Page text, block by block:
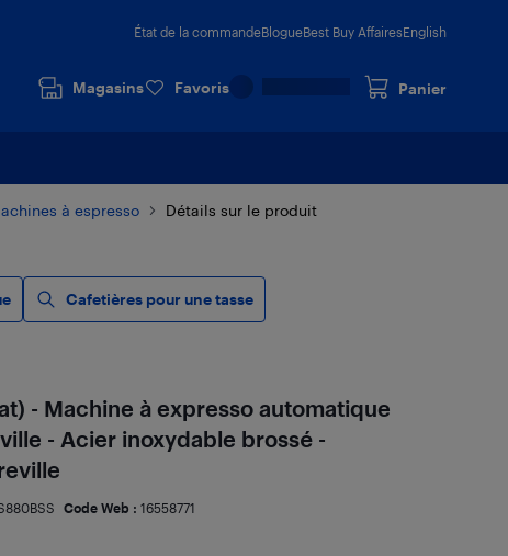
État de la commandeBlogueBest Buy AffairesEnglish
Magasins Favoris Panier
à espresso Détails sur le produit
Cafetières pour une tasse
- Machine à expresso automatique
- Acier inoxydable brossé -
Code Web : 16558771